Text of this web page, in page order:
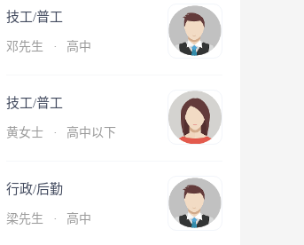
技工/普工
邓先生 · 高中
技工/普工
黄女士 · 高中以下
行政/后勤
梁先生 · 高中